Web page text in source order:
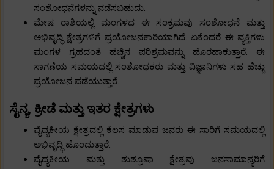
ಸಂಶೋಧನೆಗಳನ್ನು ನಡೆಸಬಹುದು.
ಮೇಷ ರಾಶಿಯಲ್ಲಿ ಮಂಗಳದ ಈ ಸಂಕ್ರಮವು ಸಂಶೋಧನೆ ಮತ್ತು
ಅಭಿವೃದ್ಧಿ ಕ್ಷೇತ್ರಗಳಿಗೆ ಪ್ರಯೋಜನಕಾರಿಯಾಗಿದೆ. ಏಕೆಂದರೆ ಈ ವ್ಯಕ್ತಿಗಳು
ಮಂಗಳ ಗ್ರಹದಂತೆ ಹೆಚ್ಚಿನ ಪರಿಶ್ರಮವನ್ನು ಹೊರಹಾಕುತ್ತಾರೆ. ಈ
ಸಾಗಣೆಯ ಸಮಯದಲ್ಲಿ ಸಂಶೋಧಕರು ಮತ್ತು ವಿಜ್ಞಾನಿಗಳು ಸಹ ಹೆಚ್ಚು
ಪ್ರಯೋಜನ ಪಡೆಯುತ್ತಾರೆ.
ಸೈನ್ಯ, ಕ್ರೀಡೆ ಮತ್ತು ಇತರ ಕ್ಷೇತ್ರಗಳು
ವೈದ್ಯಕೀಯ ಕ್ಷೇತ್ರದಲ್ಲಿ ಕೆಲಸ ಮಾಡುವ ಜನರು ಈ ಸಾರಿಗೆ ಸಮಯದಲ್ಲಿ
ಅಭಿವೃದ್ಧಿ ಹೊಂದುತ್ತಾರೆ.
ವೈದ್ಯಕೀಯ ಮತ್ತು ಶುಶ್ರೂಷಾ ಕ್ಷೇತ್ರವು ಜನಸಾಮಾನ್ಯರಿಗೆ